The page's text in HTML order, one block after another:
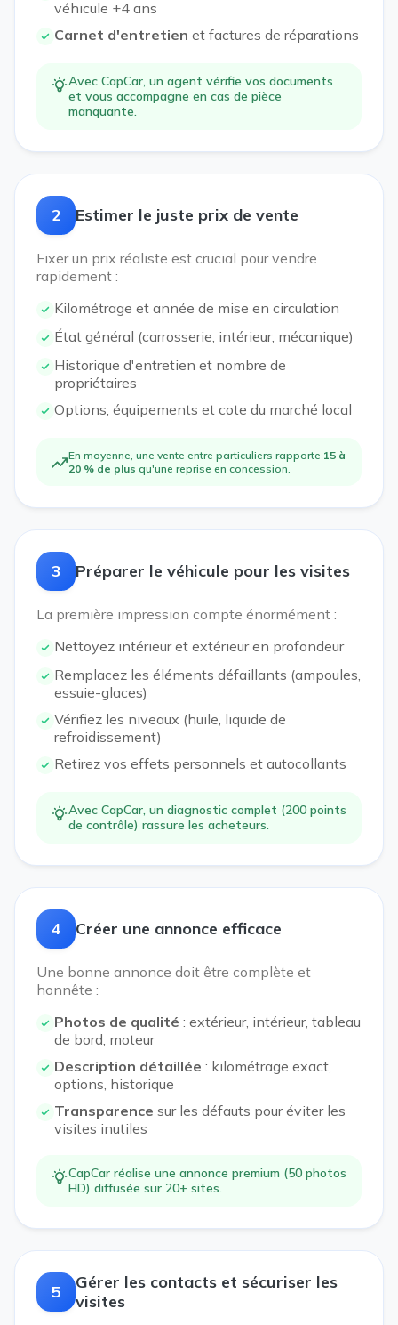
véhicule +4 ans
Carnet d'entretien et factures de réparations
Avec CapCar, un agent vérifie vos documents
et vous accompagne en cas de pièce
manquante.
2 Estimer le juste prix de vente
Fixer un prix réaliste est crucial pour vendre
rapidement :
Kilométrage et année de mise en circulation
État général (carrosserie, intérieur, mécanique)
Historique d'entretien et nombre de
propriétaires
Options, équipements et cote du marché local
En moyenne, une vente entre particuliers rapporte 15 à
20 % de plus qu'une reprise en concession.
3 Préparer le véhicule pour les visites
La première impression compte énormément :
Nettoyez intérieur et extérieur en profondeur
Remplacez les éléments défaillants (ampoules,
essuie-glaces)
Vérifiez les niveaux (huile, liquide de
refroidissement)
Retirez vos effets personnels et autocollants
Avec CapCar, un diagnostic complet (200 points
de contrôle) rassure les acheteurs.
4 Créer une annonce efficace
Une bonne annonce doit être complète et
honnête :
Photos de qualité : extérieur, intérieur, tableau
de bord, moteur
Description détaillée : kilométrage exact,
options, historique
Transparence sur les défauts pour éviter les
visites inutiles
CapCar réalise une annonce premium (50 photos
HD) diffusée sur 20+ sites.
5
Gérer les contacts et sécuriser les
visites